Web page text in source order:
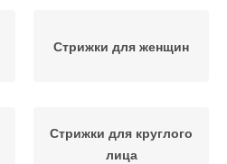
Стрижки для женщин
Стрижки для круглого
лица